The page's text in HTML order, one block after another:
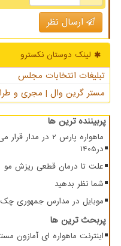
ارسال نظر
لینک دوستان نكسترو
تبلیغات انتخابات مجلس
مستر گرین وال | مجری و
پربیننده ترین ها
ماهواره پارس 2 در
در1405
علت تا درمان قطعی ریزش مو
شما نظر بدهید
موبایل در مدارس جمهوری
پربحث ترین ها
اینترنت ماهواره ای آمازون